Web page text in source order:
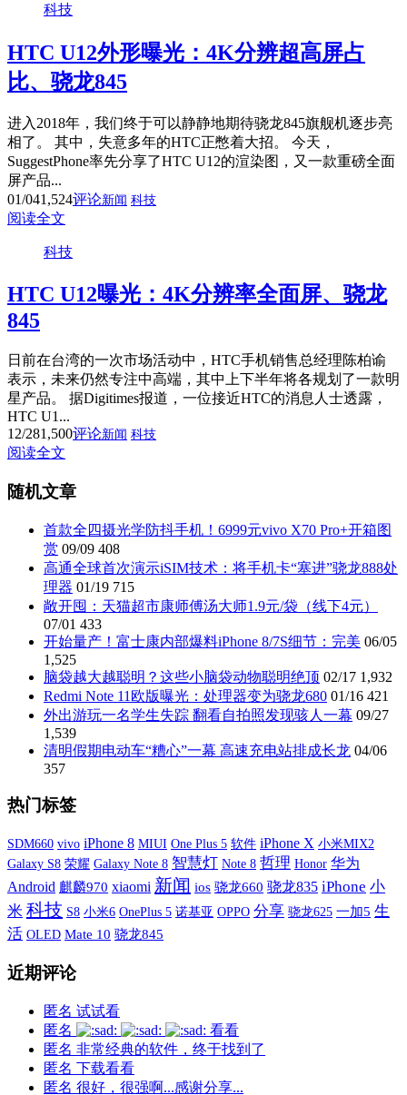
科技
HTC U12外形曝光：4K分辨超高屏占
比、骁龙845
进入2018年，我们终于可以静静地期待骁龙845旗舰机逐步亮
相了。 其中，失意多年的HTC正憋着大招。 今天，
SuggestPhone率先分享了HTC U12的渲染图，又一款重磅全面
屏产品...
01/041,524评论新闻 科技
阅读全文
科技
HTC U12曝光：4K分辨率全面屏、骁龙
845
日前在台湾的一次市场活动中，HTC手机销售总经理陈柏谕
表示，未来仍然专注中高端，其中上下半年将各规划了一款明
星产品。 据Digitimes报道，一位接近HTC的消息人士透露，
HTC U1...
12/281,500评论新闻 科技
阅读全文
随机文章
首款全四摄光学防抖手机！6999元vivo X70 Pro+开箱图
赏 09/09 408
高通全球首次演示iSIM技术：将手机卡“塞进”骁龙888处
理器 01/19 715
敞开囤：天猫超市康师傅汤大师1.9元/袋（线下4元）
07/01 433
开始量产！富士康内部爆料iPhone 8/7S细节：完美 06/05
1,525
脑袋越大越聪明？这些小脑袋动物聪明绝顶 02/17 1,932
Redmi Note 11欧版曝光：处理器变为骁龙680 01/16 421
外出游玩一名学生失踪 翻看自拍照发现骇人一幕 09/27
1,539
清明假期电动车“糟心”一幕 高速充电站排成长龙 04/06
357
热门标签
SDM660 vivo iPhone 8 MIUI One Plus 5 软件 iPhone X 小米MIX2
Galaxy S8 荣耀 Galaxy Note 8 智慧灯 Note 8 哲理 Honor 华为
Android 麒麟970 xiaomi 新闻 ios 骁龙660 骁龙835 iPhone 小
米 科技 S8 小米6 OnePlus 5 诺基亚 OPPO 分享 骁龙625 一加5 生
活 OLED Mate 10 骁龙845
近期评论
匿名 试试看
匿名
看看
匿名 非常经典的软件，终于找到了
匿名 下载看看
匿名 很好，很强啊...感谢分享...